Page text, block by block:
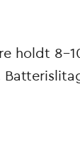
holdt 8-